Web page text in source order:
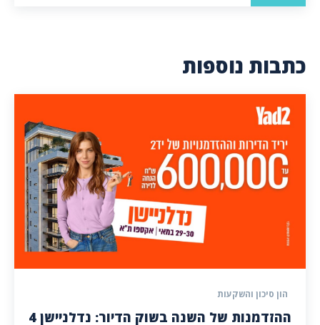
כתבות נוספות
הון סיכון והשקעות
ההזדמנות של השנה בשוק הדיור: נדלניישן 4